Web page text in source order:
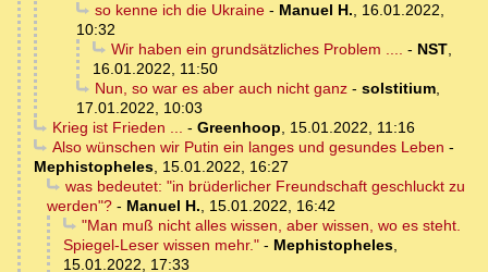
so kenne ich die Ukraine- Manuel H., 16.01.2022,
10:32
Wir haben ein grundsätzliches Problem .... - NST,
16.01.2022, 11:50
Nun, so war es aber auch nicht ganz- solstitium,
17.01.2022, 10:03
Krieg ist Frieden ... - Greenhoop, 15.01.2022, 11:16
Also wünschen wir Putin ein langes und gesundes Leben -
Mephistopheles, 15.01.2022, 16:27
was bedeutet: "in brüderlicher Freundschaft geschluckt zu
werden"? - Manuel H., 15.01.2022, 16:42
"Man muß nicht alles wissen, aber wissen, wo es steht.
Spiegel-Leser wissen mehr." - Mephistopheles,
15.01.2022, 17:33